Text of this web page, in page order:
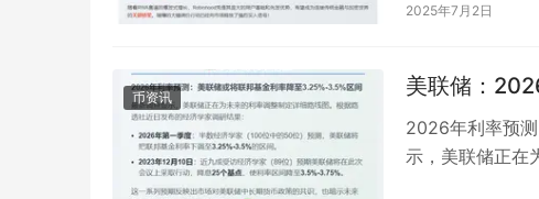
2025年7月2日
币资讯 美联储：
2026年利率预
示，美联储正在